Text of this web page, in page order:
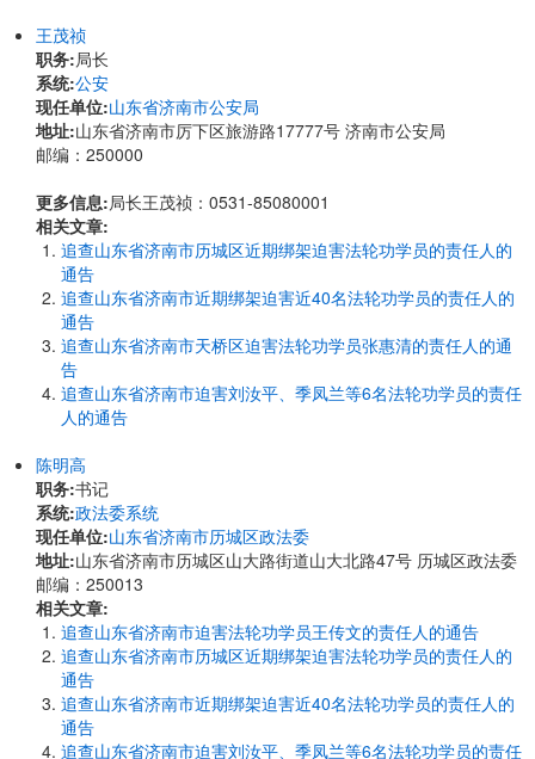
王茂祯
职务:局长
系统:公安
现任单位:山东省济南市公安局
地址:山东省济南市厉下区旅游路17777号 济南市公安局
邮编：250000
更多信息:局长王茂祯：0531-85080001
相关文章:
追查山东省济南市历城区近期绑架迫害法轮功学员的责任人的
通告
追查山东省济南市近期绑架迫害近40名法轮功学员的责任人的
通告
追查山东省济南市天桥区迫害法轮功学员张惠清的责任人的通
告
追查山东省济南市迫害刘汝平、季凤兰等6名法轮功学员的责任
人的通告
陈明高
职务:书记
系统:政法委系统
现任单位:山东省济南市历城区政法委
地址:山东省济南市历城区山大路街道山大北路47号 历城区政法委
邮编：250013
相关文章:
追查山东省济南市迫害法轮功学员王传文的责任人的通告
追查山东省济南市历城区近期绑架迫害法轮功学员的责任人的
通告
追查山东省济南市近期绑架迫害近40名法轮功学员的责任人的
通告
追查山东省济南市迫害刘汝平、季凤兰等6名法轮功学员的责任